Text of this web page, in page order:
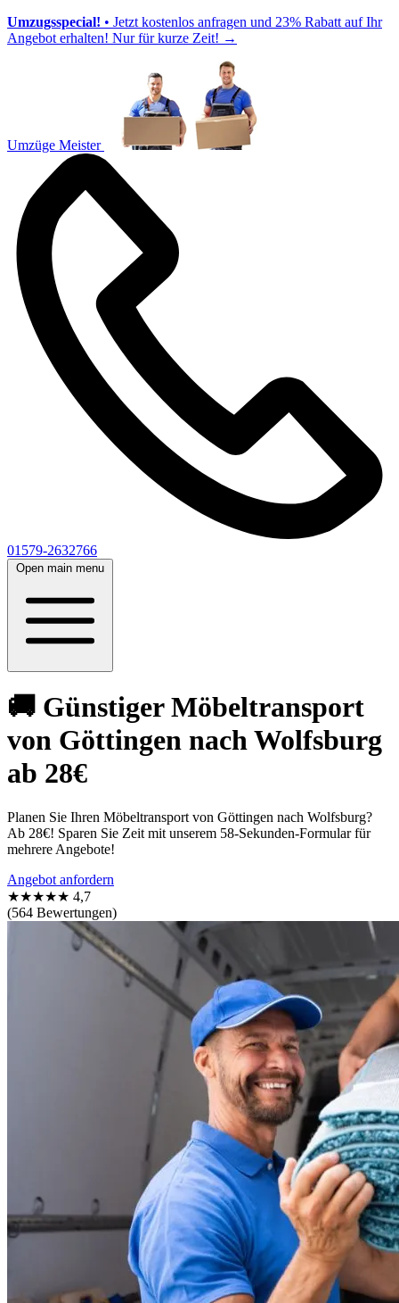
Umzugsspecial! • Jetzt kostenlos anfragen und 23% Rabatt auf Ihr
Angebot erhalten! Nur für kurze Zeit! →
Umzüge Meister
01579-2632766
Open main menu
🚚 Günstiger Möbeltransport
von Göttingen nach Wolfsburg
ab 28€
Planen Sie Ihren Möbeltransport von Göttingen nach Wolfsburg?
Ab 28€! Sparen Sie Zeit mit unserem 58-Sekunden-Formular für
mehrere Angebote!
Angebot anfordern
★★★★★ 4,7
(564 Bewertungen)